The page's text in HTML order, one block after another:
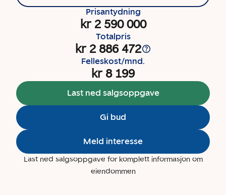
Prisantydning
kr 2 590 000
Totalpris
kr 2 886 472
Felleskost/mnd.
kr 8 199
Last ned salgsoppgave
Gi bud
Meld interesse
Last ned salgsoppgave for komplett informasjon om
eiendommen